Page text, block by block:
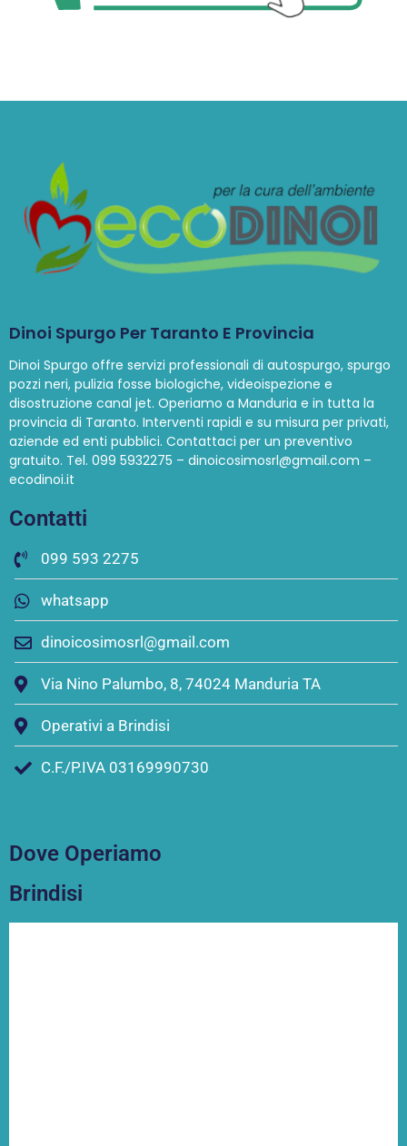
Dinoi Spurgo Per Taranto E Provincia
Dinoi Spurgo offre servizi professionali di autospurgo, spurgo
pozzi neri, pulizia fosse biologiche, videoispezione e
disostruzione canal jet. Operiamo a Manduria e in tutta la
provincia di Taranto. Interventi rapidi e su misura per privati,
aziende ed enti pubblici. Contattaci per un preventivo
gratuito. Tel. 099 5932275 – dinoicosimosrl@gmail.com –
ecodinoi.it
Contatti
099 593 2275
whatsapp
dinoicosimosrl@gmail.com
Via Nino Palumbo, 8, 74024 Manduria TA
Operativi a Brindisi
C.F./P.IVA 03169990730
Dove Operiamo
Brindisi